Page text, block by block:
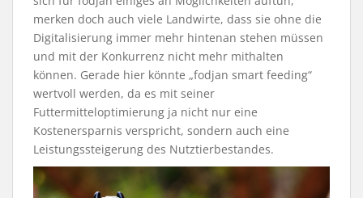
merken doch auch viele Landwirte, dass sie ohne die
Digitalisierung immer mehr hintenan stehen müssen
und mit der Konkurrenz nicht mehr mithalten
können. Gerade hier könnte „fodjan smart feeding“
wertvoll werden, da es mit seiner
Futtermitteloptimierung ja nicht nur eine
Kostenersparnis verspricht, sondern auch eine
Leistungssteigerung des Nutztierbestandes.